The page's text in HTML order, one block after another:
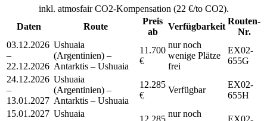
inkl. atmosfair CO2-Kompensation (22 €/to CO2).
Daten
Route
Preis
ab
Verfügbarkeit
Routen-
Nr.
03.12.2026
–
22.12.2026
Ushuaia
(Argentinien) –
Antarktis – Ushuaia
11.700
€
nur noch
wenige Plätze
frei
EX02-
655G
24.12.2026
–
13.01.2027
Ushuaia
(Argentinien) –
Antarktis – Ushuaia
12.285
€
Verfügbar
EX02-
655H
15.01.2027 Ushuaia
12.285
nur noch
EX02-